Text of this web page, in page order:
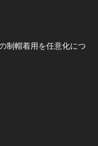
制帽着用を任意化につ